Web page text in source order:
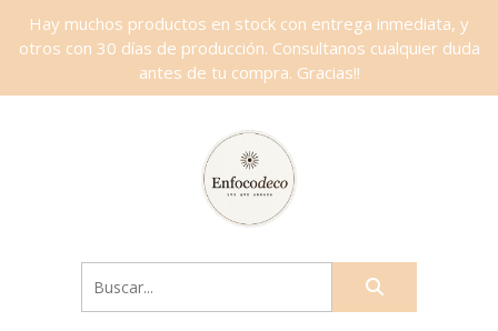
Hay muchos productos en stock con entrega inmediata, y
otros con 30 días de producción. Consultanos cualquier duda
antes de tu compra. Gracias!!